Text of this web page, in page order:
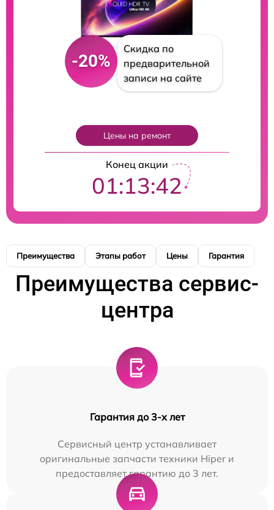
-20%
Скидка по
предварительной
записи на сайте
Цены на ремонт
Конец акции
01:13:41
Преимущества Этапы работ Цены Гарантия
Преимущества сервис-
центра
Гарантия до 3-х лет
Сервисный центр устанавливает
оригинальные запчасти техники Hiper и
предоставляет гарантию до 3 лет.